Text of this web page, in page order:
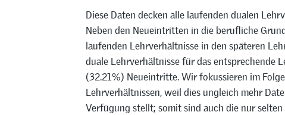
Diese Daten decken alle laufenden dualen
Neben den Neueintritten in die berufliche
laufenden Lehrverhältnisse in den späteren
duale Lehrverhältnisse für das entsprechende
(32.21%) Neueintritte. Wir fokussieren im
Lehrverhältnissen, weil dies ungleich mehr
Verfügung stellt; somit sind auch die nur